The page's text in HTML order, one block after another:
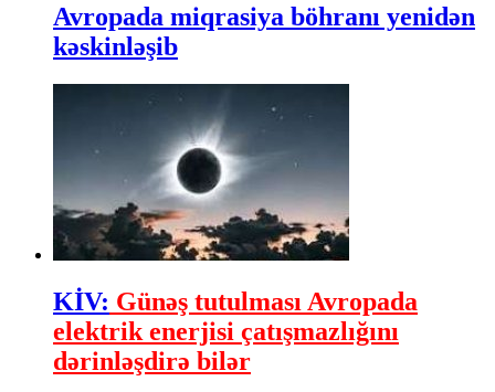
Avropada miqrasiya böhranı yenidən
kəskinləşib
KİV: Günəş tutulması Avropada
elektrik enerjisi çatışmazlığını
dərinləşdirə bilər